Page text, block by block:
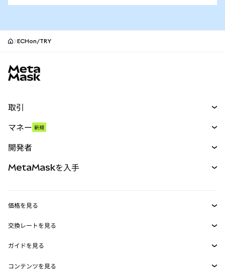
ECHon/TRY
取引
パーペチュアル
RWA
マネー 新規
開発者
MetaMask Connect
Snaps
Web3サービス
MetaMaskを入手
セキュリティ
価格を見る
イーサリアムの価格
Solanaの価格
交換レートを見る
ETH→USD
USDT→INR
ガイドを見る
コンテンツを見る